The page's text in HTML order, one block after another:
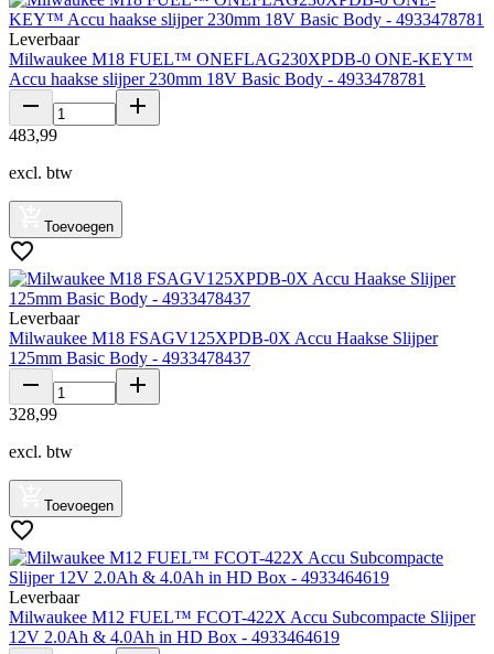
Leverbaar
Milwaukee M18 FUEL™ ONEFLAG230XPDB-0 ONE-KEY™
Accu haakse slijper 230mm 18V Basic Body - 4933478781
483,99
excl. btw
Toevoegen
Leverbaar
Milwaukee M18 FSAGV125XPDB-0X Accu Haakse Slijper
125mm Basic Body - 4933478437
328,99
excl. btw
Toevoegen
Leverbaar
Milwaukee M12 FUEL™ FCOT-422X Accu Subcompacte Slijper
12V 2.0Ah & 4.0Ah in HD Box - 4933464619